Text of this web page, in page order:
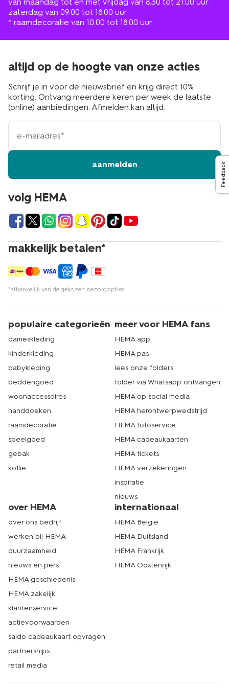
zaterdag van 09.00 tot 18.00 uur
* raamdecoratie van 10.00 tot 18.00 uur
volg HEMA
makkelijk betalen*
*afhankelijk van de gekozen bezorgopties
altijd op de hoogte van onze acties
Schrijf je in voor de nieuwsbrief en krijg direct 10%
korting. Ontvang meerdere keren per week de laatste
(online) aanbiedingen. Afmelden kan altijd.
e-
mailadres
aanmelden
populaire categorieën
dameskleding
kinderkleding
babykleding
beddengoed
woonaccessoires
handdoeken
raamdecoratie
speelgoed
gebak
koffie
meer voor HEMA fans
HEMA app
HEMA pas
lees onze folders
folder via Whatsapp ontvangen
HEMA op social media
HEMA herontwerpwedstrijd
HEMA fotoservice
HEMA cadeaukaarten
HEMA tickets
HEMA verzekeringen
inspiratie
nieuws
over HEMA
over ons bedrijf
werken bij HEMA
duurzaamheid
nieuws en pers
HEMA geschiedenis
HEMA zakelijk
klantenservice
actievoorwaarden
saldo cadeaukaart opvragen
partnerships
retail media
internationaal
HEMA België
HEMA Duitsland
HEMA Frankrijk
HEMA Oostenrijk
Feedback